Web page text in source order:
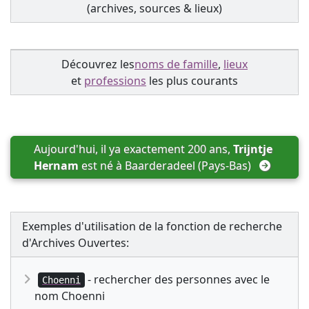
(archives, sources & lieux)
Découvrez lesnoms de famille, lieux
et professions les plus courants
Aujourd'hui, il ya exactement 200 ans, Trijntje
Hernam est né à Baarderadeel (Pays-Bas)
Exemples d'utilisation de la fonction de recherche
d'Archives Ouvertes:
Choenni
- rechercher des personnes avec le
nom Choenni